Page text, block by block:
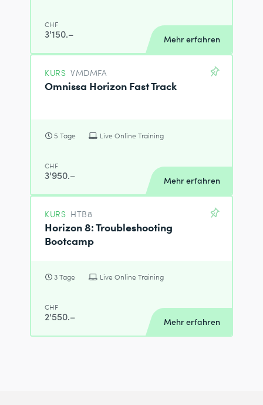
CHF
3'150.– Mehr erfahren
KURS VMDMFA
Omnissa Horizon Fast Track
5 Tage Live Online Training
CHF
3'950.– Mehr erfahren
KURS HTB8
Horizon 8: Troubleshooting
Bootcamp
3 Tage Live Online Training
CHF
2'550.– Mehr erfahren